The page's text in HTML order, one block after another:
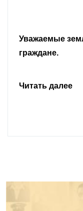
Уважаемые
граждане.
Читать далее